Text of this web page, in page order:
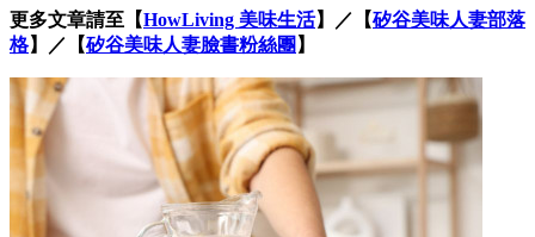
更多文章請至【HowLiving 美味生活】／【矽谷美味人妻部落
格】／【矽谷美味人妻臉書粉絲團 】